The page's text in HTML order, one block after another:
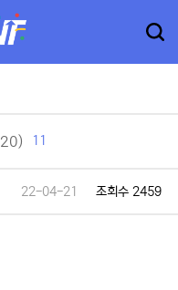
11
22-04-21 조회수 2459